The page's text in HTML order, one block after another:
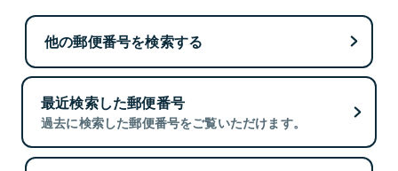
他の郵便番号を検索する
最近検索した郵便番号
過去に検索した郵便番号をご覧いただけます。